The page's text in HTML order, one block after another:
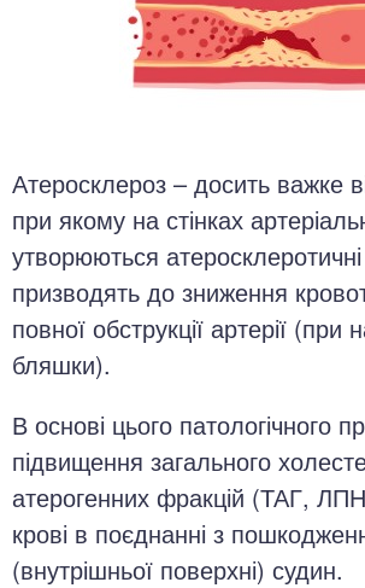
Атеросклероз – досить важке
при якому на стінках
утворюються
призводять до зниження
повної обструкції артерії (при
бляшки).
В основі цього патологічного
підвищення загального
атерогенних фракцій (ТАГ,
крові в поєднанні з
(внутрішньої поверхні) судин.